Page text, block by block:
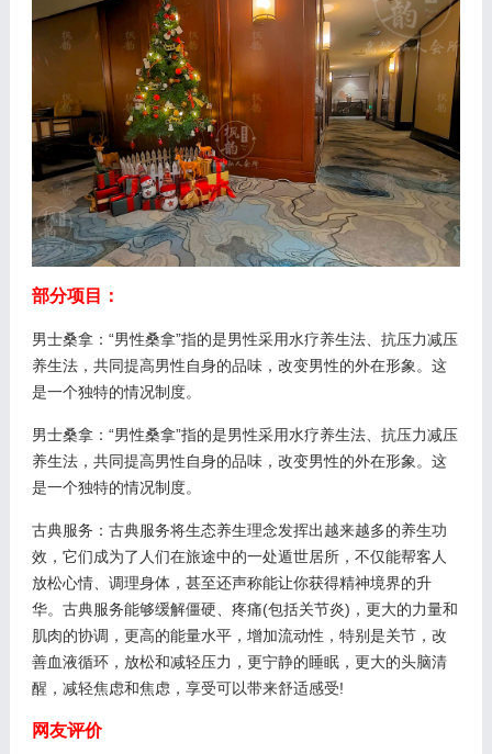
部分项目：
男士桑拿：“男性桑拿”指的是男性采用水疗养生法、抗压力减压
养生法，共同提高男性自身的品味，改变男性的外在形象。这
是一个独特的情况制度。
男士桑拿：“男性桑拿”指的是男性采用水疗养生法、抗压力减压
养生法，共同提高男性自身的品味，改变男性的外在形象。这
是一个独特的情况制度。
古典服务：古典服务将生态养生理念发挥出越来越多的养生功
效，它们成为了人们在旅途中的一处遁世居所，不仅能帮客人
放松心情、调理身体，甚至还声称能让你获得精神境界的升
华。古典服务能够缓解僵硬、疼痛(包括关节炎)，更大的力量和
肌肉的协调，更高的能量水平，增加流动性，特别是关节，改
善血液循环，放松和减轻压力，更宁静的睡眠，更大的头脑清
醒，减轻焦虑和焦虑，享受可以带来舒适感受!
网友评价